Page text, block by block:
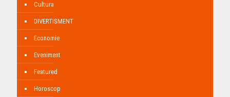
Cultura
DIVERTISMENT
Economie
Eveniment
Featured
Horoscop